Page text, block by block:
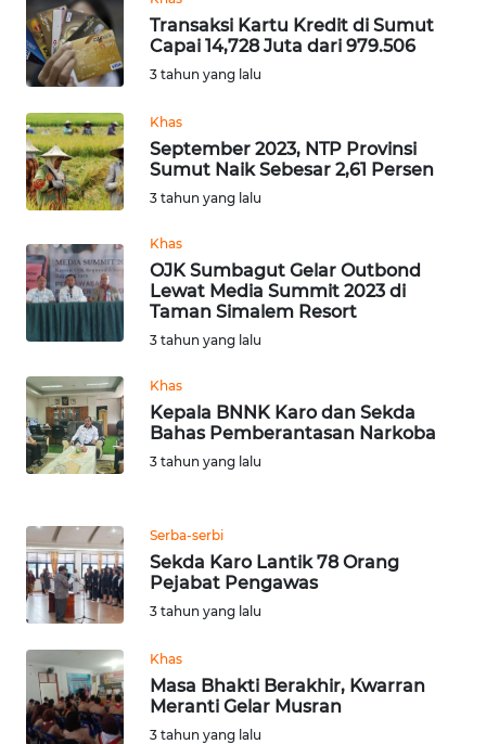
Transaksi Kartu Kredit di Sumut
Capai 14,728 Juta dari 979.506
3 tahun yang lalu
Khas
September 2023, NTP Provinsi
Sumut Naik Sebesar 2,61 Persen
3 tahun yang lalu
Khas
OJK Sumbagut Gelar Outbond
Lewat Media Summit 2023 di
Taman Simalem Resort
3 tahun yang lalu
Khas
Kepala BNNK Karo dan Sekda
Bahas Pemberantasan Narkoba
3 tahun yang lalu
Serba-serbi
Sekda Karo Lantik 78 Orang
Pejabat Pengawas
3 tahun yang lalu
Khas
Masa Bhakti Berakhir, Kwarran
Meranti Gelar Musran
3 tahun yang lalu
WN
KALTENG
WN
KALTARA
WN
KALSEL
WN
KALTIM
WN
SULSEL
WN
GORONTALO
WN
SULUT
WN
WN
MALUT